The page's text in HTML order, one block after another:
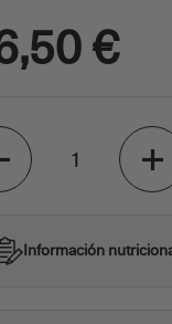
€
Información